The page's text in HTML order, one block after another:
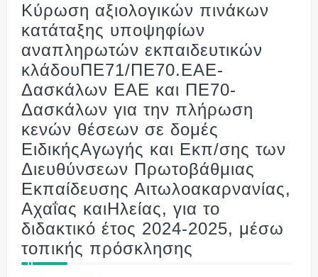
Κύρωση αξιολογικών πινάκων
κατάταξης υποψηφίων
αναπληρωτών εκπαιδευτικών
κλάδουΠΕ71/ΠΕ70.ΕΑΕ-
Δασκάλων ΕΑΕ και ΠΕ70-
Δασκάλων για την πλήρωση
κενών θέσεων σε δομές
ΕιδικήςΑγωγής και Εκπ/σης των
Διευθύνσεων Πρωτοβάθμιας
Εκπαίδευσης Αιτωλοακαρνανίας,
Αχαΐας καιΗλείας, για το
διδακτικό έτος 2024-2025, μέσω
τοπικής πρόσκλησης